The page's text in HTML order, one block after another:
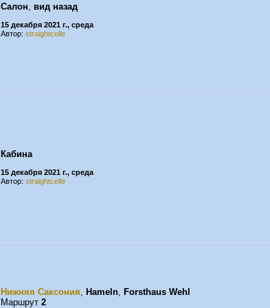
Салон, вид назад
15 декабря 2021 г., среда
Автор: straightcelle
Кабина
15 декабря 2021 г., среда
Автор: straightcelle
Нижняя Саксония, Hameln, Forsthaus Wehl
Маршрут 2